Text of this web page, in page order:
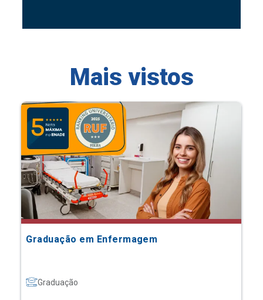
Mais vistos
Graduação em Enfermagem
Graduação